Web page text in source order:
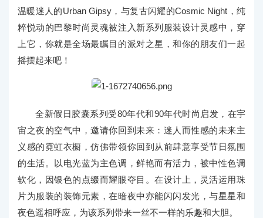
温暖迷人的Urban Gipsy，与复古闪耀的Cosmic Night，纯
粹悦动的巴黎时尚灵魂被注入新系列服装设计灵感中，穿
上它，你就是全场最瞩目的派对之星，和你的朋友们一起
摇摆起来吧！
全新假日胶囊系列受80年代和90年代时尚启发，在宇
宙之夜的空气中，邀请你回到未来：迷人而性感的未来主
义感的霓虹衣橱，仿佛带领你回到从前肆意享受节日氛围
的生活。以电光蓝为主色调，鲜艳而有活力，被中性色调
软化，因银色的点缀而耀眼夺目。在设计上，灵活运用珠
片为服装的装饰元素，在暗夜中亦能闪闪发光，与星星和
夜色遥相呼应，为该系列带来一丝不一样的乐趣和大胆。